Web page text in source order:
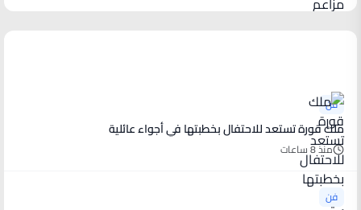
فن
ملك قورة تستعد للاحتفال بخطبتها في أجواء عائلية
منذ 8 ساعات
فن